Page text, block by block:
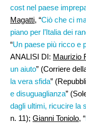
cost nel paese
Magatti, “Ciò che ci
piano per l’Italia dei
“Un paese più ricco e
ANALISI DI: Maurizio
un aiuto” (Corriere
la vera sfida”
e disuguaglianza”
dagli ultimi, ricucire la
n. 11); Gianni Toniolo, “